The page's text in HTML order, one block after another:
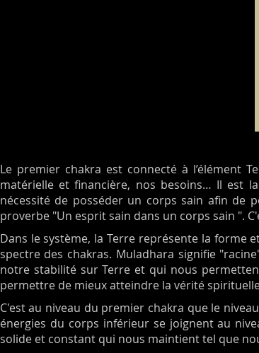
Le premier chakra est connecté à l’élément
matérielle et financière, nos besoins… Il est
nécessité de posséder un corps sain afin de
proverbe "Un esprit sain dans un corps sain ".
Dans le système, la Terre représente la forme
spectre des chakras. Muladhara signifie
notre stabilité sur Terre et qui nous
permettre de mieux atteindre la vérité
C'est au niveau du premier chakra que le
énergies du corps inférieur se joignent au
solide et constant qui nous maintient tel que